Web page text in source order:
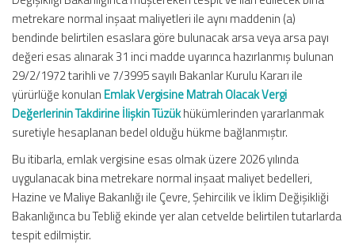
metrekare normal inşaat maliyetleri ile aynı maddenin (a)
bendinde belirtilen esaslara göre bulunacak arsa veya arsa payı
değeri esas alınarak 31 inci madde uyarınca hazırlanmış bulunan
29/2/1972 tarihli ve 7/3995 sayılı Bakanlar Kurulu Kararı ile
yürürlüğe konulan Emlak Vergisine Matrah Olacak Vergi
Değerlerinin Takdirine İlişkin Tüzükhükümlerinden yararlanmak
suretiyle hesaplanan bedel olduğu hükme bağlanmıştır.
Bu itibarla, emlak vergisine esas olmak üzere 2026 yılında
uygulanacak bina metrekare normal inşaat maliyet bedelleri,
Hazine ve Maliye Bakanlığı ile Çevre, Şehircilik ve İklim Değişikliği
Bakanlığınca bu Tebliğ ekinde yer alan cetvelde belirtilen tutarlarda
tespit edilmiştir.